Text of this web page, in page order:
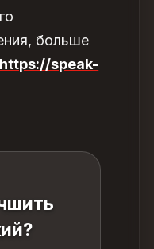
больше
https://speak-